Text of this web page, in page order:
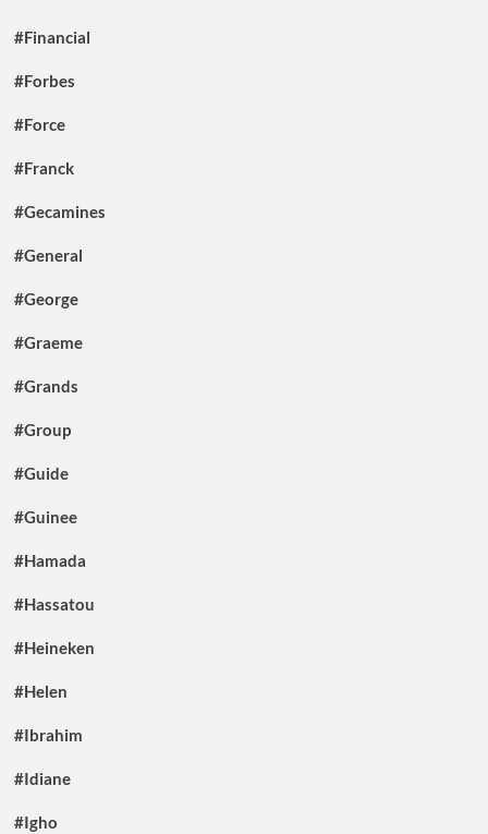
#Financial
#Forbes
#Force
#Franck
#Gecamines
#General
#George
#Graeme
#Grands
#Group
#Guide
#Guinee
#Hamada
#Hassatou
#Heineken
#Helen
#Ibrahim
#Idiane
#Igho